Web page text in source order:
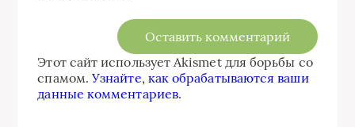
Этот сайт использует Akismet для борьбы со
спамом.Узнайте, как обрабатываются ваши
данные комментариев.